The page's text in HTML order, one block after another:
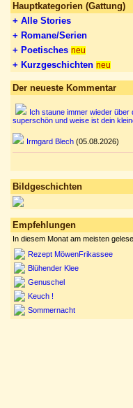
Hauptkategorien (Gattung)
+ Alle Stories
+ Romane/Serien
+ Poetisches neu
+ Kurzgeschichten neu
Der neueste Kommentar
Ich staune immer wieder über
superschön und weise ist dein
Irmgard Blech (05.08.2026)
Bildgeschichten
Empfehlungen
In diesem Monat am meisten
Rezept MöwenFrikassee
Blühender Klee
Genuschel
Keuch !
Sommernacht